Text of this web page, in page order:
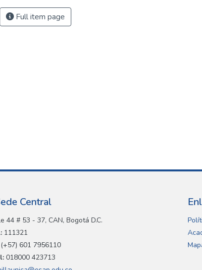
Full item page
Central
44 # 53 - 37, CAN, Bogotá D.C.
111321
(+57) 601 7956110
018000 423713